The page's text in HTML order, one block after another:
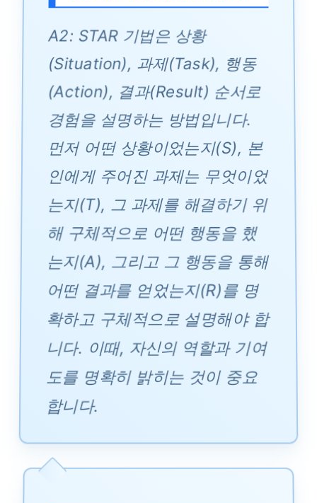
A2: STAR 기법은 상황
(Situation), 과제(Task), 행동
(Action), 결과(Result) 순서로
경험을 설명하는 방법입니다.
먼저 어떤 상황이었는지(S), 본
인에게 주어진 과제는 무엇이었
는지(T), 그 과제를 해결하기 위
해 구체적으로 어떤 행동을 했
는지(A), 그리고 그 행동을 통해
어떤 결과를 얻었는지(R)를 명
확하고 구체적으로 설명해야 합
니다. 이때, 자신의 역할과 기여
도를 명확히 밝히는 것이 중요
합니다.